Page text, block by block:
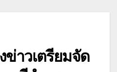
าวเตรียมจัด